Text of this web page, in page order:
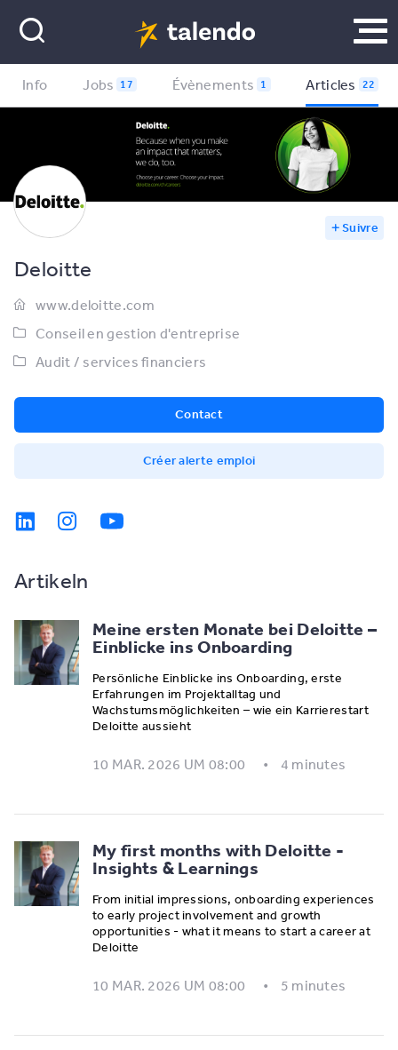
Suivre
Info Jobs 17 Évènements 1 Articles 22
Deloitte
www.deloitte.com
Conseil en gestion d'entreprise
Audit / services financiers
Contact
Créer alerte emploi
Artikeln
Meine ersten Monate bei Deloitte –
Einblicke ins Onboarding
Persönliche Einblicke ins Onboarding, erste
Erfahrungen im Projektalltag und
Wachstumsmöglichkeiten – wie ein Karrierestart
Deloitte aussieht
10 MAR. 2026 UM 08:00 4 minutes
My first months with Deloitte -
Insights & Learnings
From initial impressions, onboarding experiences
to early project involvement and growth
opportunities - what it means to start a career at
Deloitte
10 MAR. 2026 UM 08:00 5 minutes